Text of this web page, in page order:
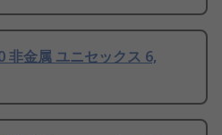
非金属 ユニセックス 6,